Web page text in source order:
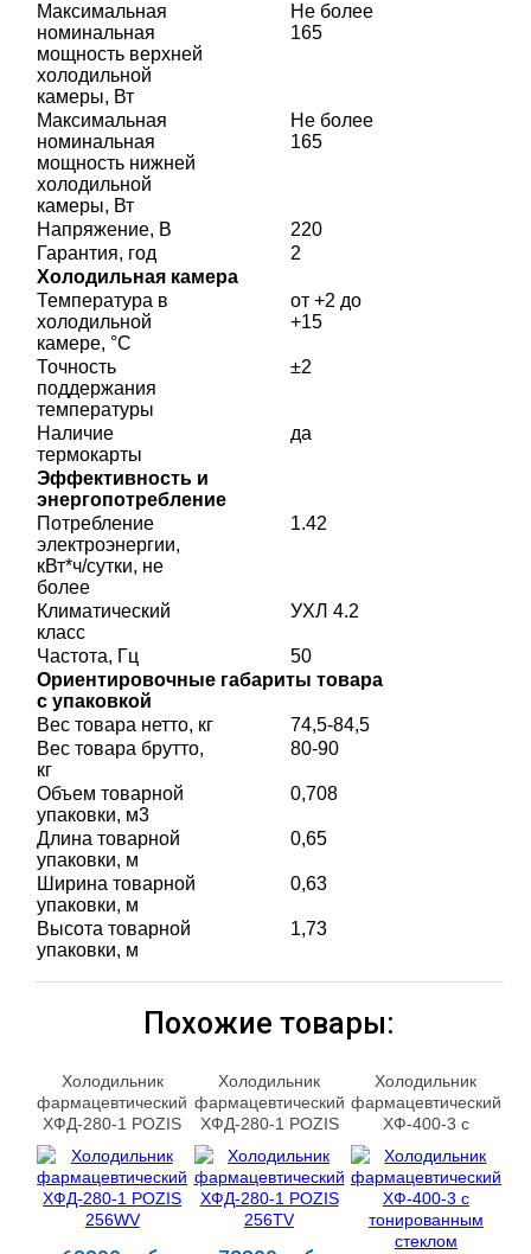
Максимальная
номинальная
мощность верхней
холодильной
камеры, Вт
Не более
165
Максимальная
номинальная
мощность нижней
холодильной
камеры, Вт
Не более
165
Напряжение, В
220
Гарантия, год
2
Холодильная камера
Температура в
холодильной
камере, °C
от +2 до
+15
Точность
поддержания
температуры
±2
Наличие
термокарты
да
Эффективность и
энергопотребление
Потребление
электроэнергии,
кВт*ч/сутки, не
более
1.42
Климатический
класс
УХЛ 4.2
Частота, Гц
50
Ориентировочные габариты товара
с упаковкой
Вес товара нетто, кг
74,5-84,5
Вес товара брутто,
кг
80-90
Объем товарной
упаковки, м3
0,708
Длина товарной
упаковки, м
0,65
Ширина товарной
упаковки, м
0,63
Высота товарной
упаковки, м
1,73
Похожие товары:
Холодильник
фармацевтический
ХФД-280-1 POZIS
Холодильник
фармацевтический
ХФД-280-1 POZIS
Холодильник
фармацевтический
ХФ-400-3 с
тонированным
стеклом